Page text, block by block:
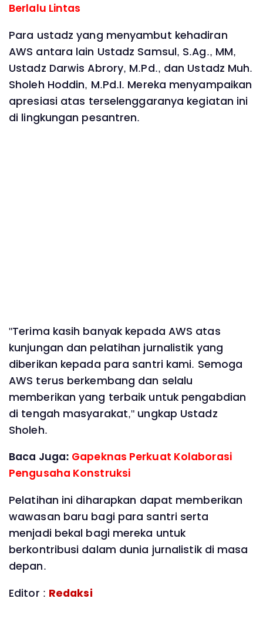
Berlalu Lintas
Para ustadz yang menyambut kehadiran
AWS antara lain Ustadz Samsul, S.Ag., MM,
Ustadz Darwis Abrory, M.Pd., dan Ustadz Muh.
Sholeh Hoddin, M.Pd.I. Mereka menyampaikan
apresiasi atas terselenggaranya kegiatan ini
di lingkungan pesantren.
"Terima kasih banyak kepada AWS atas
kunjungan dan pelatihan jurnalistik yang
diberikan kepada para santri kami. Semoga
AWS terus berkembang dan selalu
memberikan yang terbaik untuk pengabdian
di tengah masyarakat," ungkap Ustadz
Sholeh.
Baca Juga: Gapeknas Perkuat Kolaborasi
Pengusaha Konstruksi
Pelatihan ini diharapkan dapat memberikan
wawasan baru bagi para santri serta
menjadi bekal bagi mereka untuk
berkontribusi dalam dunia jurnalistik di masa
depan.
Editor : Redaksi